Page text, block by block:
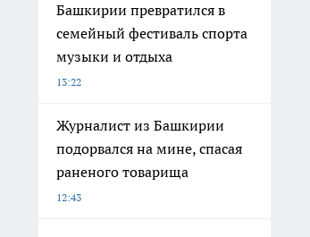
Башкирии превратился в
семейный фестиваль спорта
музыки и отдыха
13:22
Журналист из Башкирии
подорвался на мине, спасая
раненого товарища
12:43